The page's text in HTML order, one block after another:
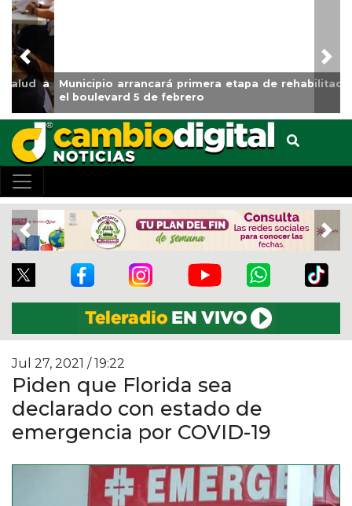
Municipio arrancará primera etapa de rehabilitación en
el boulevard 5 de febrero
Previous
Previous
Jul 27, 2021 / 19:22
Piden que Florida sea
declarado con estado de
emergencia por COVID-19